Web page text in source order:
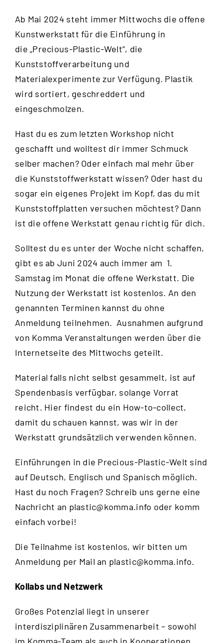
Ab Mai 2024 steht immer Mittwochs die offene
Kunstwerkstatt für die Einführung in
die „Precious-Plastic-Welt“, die
Kunststoffverarbeitung und
Materialexperimente zur Verfügung. Plastik
wird sortiert, geschreddert und
eingeschmolzen.
Hast du es zum letzten Workshop nicht
geschafft und wolltest dir immer Schmuck
selber machen? Oder einfach mal mehr über
die Kunststoffwerkstatt wissen? Oder hast du
sogar ein eigenes Projekt im Kopf, das du mit
Kunststoffplatten versuchen möchtest? Dann
ist die offene Werkstatt genau richtig für dich.
Solltest du es unter der Woche nicht schaffen,
gibt es ab Juni 2024 auch immer am 1.
Samstag im Monat die offene Werkstatt. Die
Nutzung der Werkstatt ist kostenlos. An den
genannten Terminen kannst du ohne
Anmeldung teilnehmen. Ausnahmen aufgrund
von Komma Veranstaltungen werden über die
Internetseite des Mittwochs geteilt.
Material falls nicht selbst gesammelt, ist auf
Spendenbasis verfügbar, solange Vorrat
reicht. Hier findest du ein How-to-collect,
damit du schauen kannst, was wir in der
Werkstatt grundsätzlich verwenden können.
Einführungen in die Precious-Plastic-Welt sind
auf Deutsch, Englisch und Spanisch möglich.
Hast du noch Fragen? Schreib uns gerne eine
Nachricht an plastic@komma.info oder komm
einfach vorbei!
Die Teilnahme ist kostenlos, wir bitten um
Anmeldung per Mail an plastic@komma.info.
Kollabs und Netzwerk
Großes Potenzial liegt in unserer
interdisziplinären Zusammenarbeit – sowohl